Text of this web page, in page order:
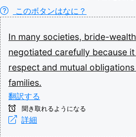
このボタンはなに？
In many societies, bride-wealth
negotiated carefully because it
respect and mutual obligations
families.
翻訳する
聞き取れるようになる
詳細